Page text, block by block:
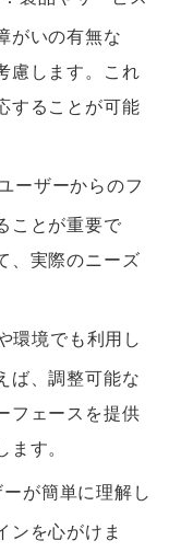
がいの有無な
慮します。これ
することが可能
ーザーからのフ
ことが重要で
、実際のニーズ
環境でも利用し
ば、調整可能な
フェースを提供
す。
が簡単に理解し
ンを心がけま